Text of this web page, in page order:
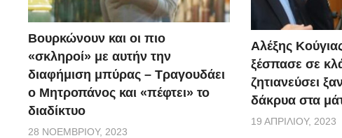
Βουρκώνουν και οι πιο
«σκληροί» με αυτήν την
διαφήμιση μπύρας – Τραγουδάει
ο Μητροπάνος και «πέφτει» το
διαδίκτυο
28 ΝΟΕΜΒΡΊΟΥ, 2023
Αλέξης
ξέσπασε σε
ζητιανεύσει
δάκρυα στα
19 ΑΠΡΙΛΊΟΥ, 2023